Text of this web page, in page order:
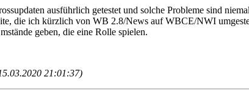
ausführlich getestet und solche Probleme sind
die ich kürzlich von WB 2.8/News auf WBCE/NWI
geben, die eine Rolle spielen.
21:01:37)